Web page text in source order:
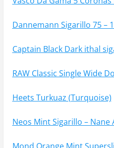
Dannemann Sigarillo 75 –
Captain Black Dark ithal
RAW Classic Single Wide
Heets Turkuaz (Turquoise)
Neos Mint Sigarillo – Nane